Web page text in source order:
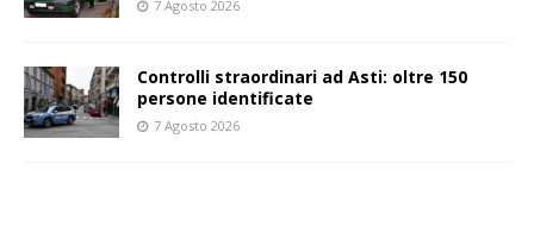
7 Agosto 2026
Controlli straordinari ad Asti: oltre 150
persone identificate
7 Agosto 2026